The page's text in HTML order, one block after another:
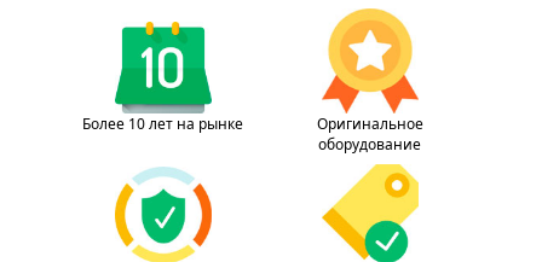
Более 10 лет на рынке
Оригинальное
оборудование